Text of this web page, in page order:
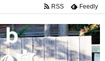
RSS Feedly